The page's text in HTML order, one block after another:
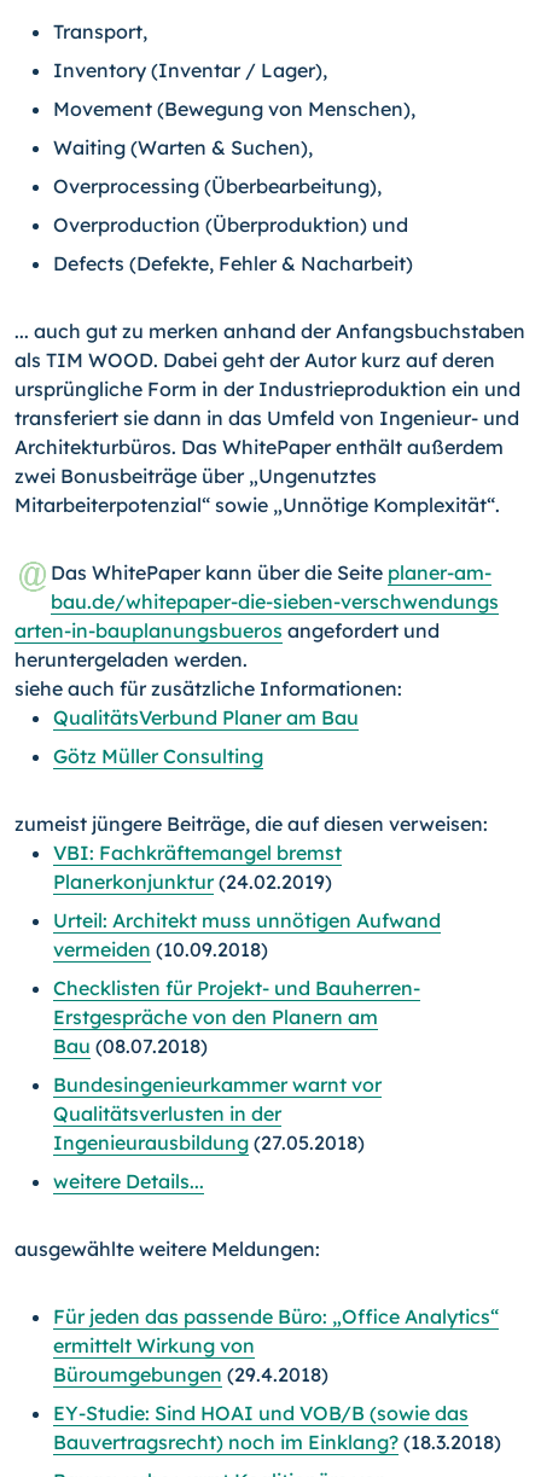
Transport,
Inventory (Inventar / Lager),
Movement (Bewegung von Menschen),
Waiting (Warten & Suchen),
Overprocessing (Überbearbeitung),
Overproduction (Überproduktion) und
Defects (Defekte, Fehler & Nacharbeit)
... auch gut zu merken anhand der Anfangsbuchstaben
als TIM WOOD. Dabei geht der Autor kurz auf deren
ursprüngliche Form in der Industrieproduktion ein und
transferiert sie dann in das Umfeld von Ingenieur- und
Architekturbüros. Das WhitePaper enthält außerdem
zwei Bonusbeiträge über „Ungenutztes
Mitarbeiterpotenzial“ sowie „Unnötige Komplexität“.
Das WhitePaper kann über die Seite planer-am-
bau.de/whitepaper-die-sieben-verschwendungs
arten-in-bauplanungsbueros angefordert und
heruntergeladen werden.
siehe auch für zusätzliche Informationen:
QualitätsVerbund Planer am Bau
Götz Müller Consulting
zumeist jüngere Beiträge, die auf diesen verweisen:
VBI: Fachkräftemangel bremst
Planerkonjunktur(24.02.2019)
Urteil: Architekt muss unnötigen Aufwand
vermeiden (10.09.2018)
Checklisten für Projekt- und Bauherren-
Erstgespräche von den Planern am
Bau (08.07.2018)
Bundesingenieurkammer warnt vor
Qualitätsverlusten in der
Ingenieurausbildung (27.05.2018)
weitere Details...
ausgewählte weitere Meldungen:
Für jeden das passende Büro: „Office Analytics“
ermittelt Wirkung von
Büroumgebungen (29.4.2018)
EY-Studie: Sind HOAI und VOB/B (sowie das
Bauvertragsrecht) noch im Einklang? (18.3.2018)